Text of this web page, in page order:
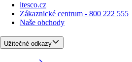
itesco.cz
Zákaznické centrum - 800 222 555
Naše obchody
Užitečné odkazy